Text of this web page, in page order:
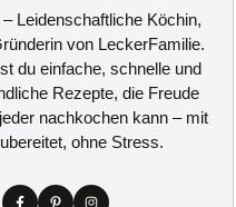
Leidenschaftliche Köchin,
von LeckerFamilie.
du einfache, schnelle und
Rezepte, die Freude
nachkochen kann – mit
ohne Stress.